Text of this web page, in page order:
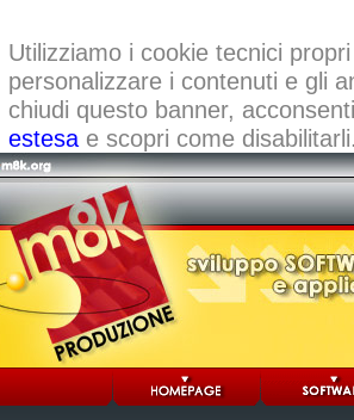
Utilizziamo i cookie tecnici
personalizzare i contenuti e gli
chiudi questo banner,
estesae scopri come